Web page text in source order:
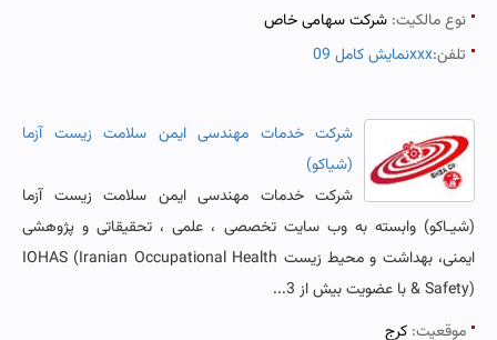
نوع مالکیت: شرکت سهامی خاص
تلفن:نمایش کامل 09xxx
شرکت خدمات مهندسی ایمن سلامت زیست آزما
(شیاکو)
شرکت خدمات مهندسی ایمن سلامت زیست آزما
(شیـاکو) وابسته به وب سایت تخصصی ، علمی ، تحقیقاتی و پژوهشی
ایمنی، بهداشت و محیط زیست IOHAS (Iranian Occupational Health
& Safety) با عضویت بیش از 3...
موقعیت: کرج